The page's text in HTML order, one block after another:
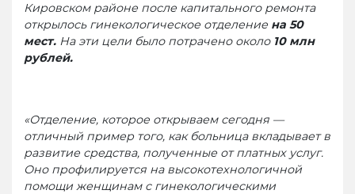
Кировском районе после капитального ремонта
открылось гинекологическое отделение на 50
мест. На эти цели было потрачено около 10 млн
рублей.
«Отделение, которое открываем сегодня —
отличный пример того, как больница вкладывает в
развитие средства, полученные от платных услуг.
Оно профилируется на высокотехнологичной
помощи женщинам с гинекологическими